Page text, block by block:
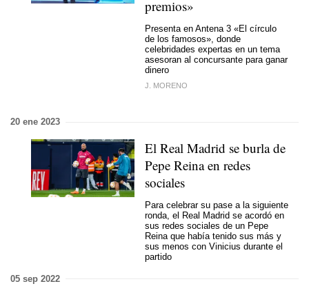
premios»
Presenta en Antena 3 «El círculo
de los famosos», donde
celebridades expertas en un tema
asesoran al concursante para ganar
dinero
J. MORENO
20 ene 2023
El Real Madrid se burla de
Pepe Reina en redes
sociales
Para celebrar su pase a la siguiente
ronda, el Real Madrid se acordó en
sus redes sociales de un Pepe
Reina que había tenido sus más y
sus menos con Vinicius durante el
partido
05 sep 2022